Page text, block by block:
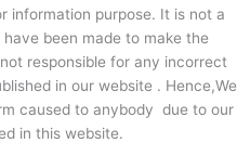
information purpose. It is not a
been made to make the
responsible for any incorrect
in our website . Hence,We
caused to anybody due to our
in this website.